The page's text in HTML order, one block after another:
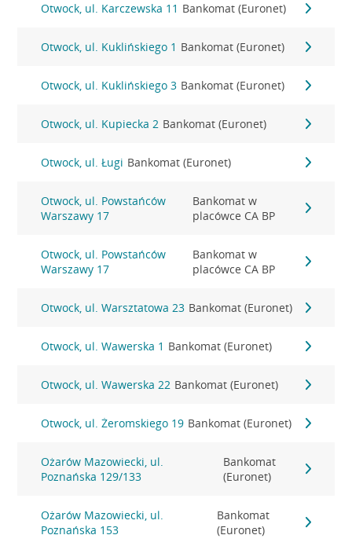
Otwock, ul. Karczewska 11 Bankomat (Euronet)
Otwock, ul. Kuklińskiego 1 Bankomat (Euronet)
Otwock, ul. Kuklińskiego 3 Bankomat (Euronet)
Otwock, ul. Kupiecka 2 Bankomat (Euronet)
Otwock, ul. Ługi Bankomat (Euronet)
Otwock, ul. Powstańców
Warszawy 17
Bankomat w
placówce CA BP
Otwock, ul. Powstańców
Warszawy 17
Bankomat w
placówce CA BP
Otwock, ul. Warsztatowa 23 Bankomat (Euronet)
Otwock, ul. Wawerska 1 Bankomat (Euronet)
Otwock, ul. Wawerska 22 Bankomat (Euronet)
Otwock, ul. Żeromskiego 19 Bankomat (Euronet)
Ożarów Mazowiecki, ul.
Poznańska 129/133
Bankomat
(Euronet)
Ożarów Mazowiecki, ul.
Poznańska 153
Bankomat
(Euronet)